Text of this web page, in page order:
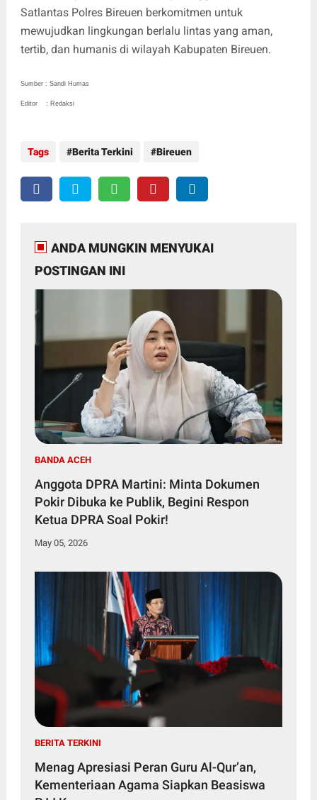
Satlantas Polres Bireuen berkomitmen untuk
mewujudkan lingkungan berlalu lintas yang aman,
tertib, dan humanis di wilayah Kabupaten Bireuen.
Sumber : Sandi Humas
Editor : Redaksi
Tags Berita Terkini Bireuen
ANDA MUNGKIN MENYUKAI
POSTINGAN INI
BANDA ACEH
Anggota DPRA Martini: Minta Dokumen
Pokir Dibuka ke Publik, Begini Respon
Ketua DPRA Soal Pokir!
May 05, 2026
BERITA TERKINI
Menag Apresiasi Peran Guru Al-Qur’an,
Kementeriaan Agama Siapkan Beasiswa